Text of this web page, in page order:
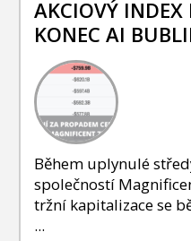
AKCIOVÝ INDEX
KONEC AI
Během uplynulé
společností
tržní kapitalizace se
...